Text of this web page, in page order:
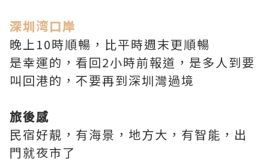
深圳湾口岸
晚上10時順暢，比平時週末更順暢
是幸運的，看回2小時前報道，是多人到要
叫回港的，不要再到深圳灣過境
旅後感
民宿好靚，有海景，地方大，有智能，出
門就夜市了